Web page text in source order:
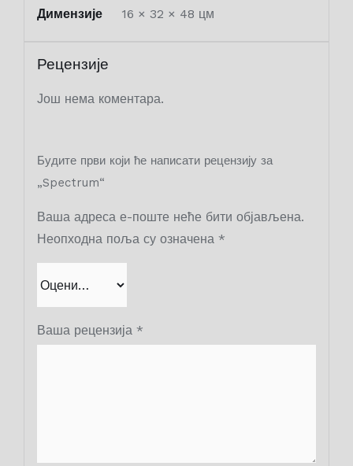
Димензије 16 × 32 × 48 цм
Рецензије
Још нема коментара.
Будите први који ће написати рецензију за
„Spectrum“
Ваша адреса е-поште неће бити објављена.
Неопходна поља су означена *
Ваша рецензија *